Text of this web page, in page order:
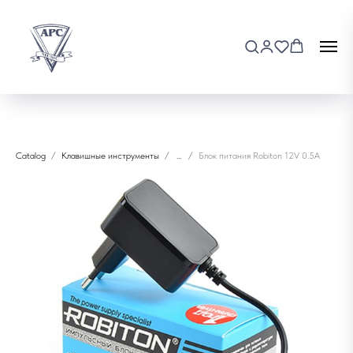
Catalog Клавишные инструменты ... Блок питания Robiton 12V 0.5A